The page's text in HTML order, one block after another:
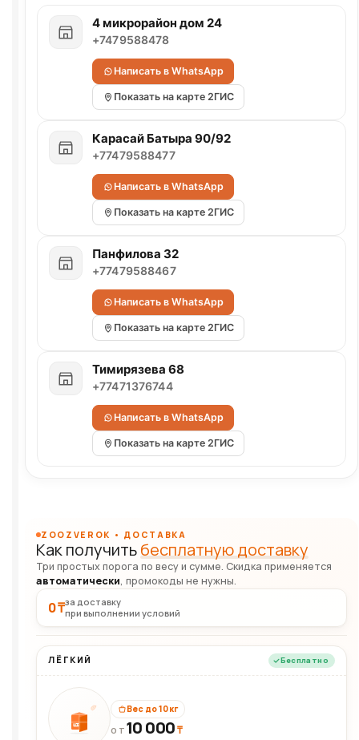
4 микрорайон дом 24
+7479588478
Написать в WhatsApp
Показать на карте 2ГИС
Карасай Батыра 90/92
+77479588477
Написать в WhatsApp
Показать на карте 2ГИС
Панфилова 32
+77479588467
Написать в WhatsApp
Показать на карте 2ГИС
Тимирязева 68
+77471376744
Написать в WhatsApp
Показать на карте 2ГИС
ZOOZVEROK • ДОСТАВКА
Как получитьбесплатную доставку
Три простых порога по весу и сумме. Скидка применяется
автоматически, промокоды не нужны.
0 ₸за доставку
при выполнении условий
ЛЁГКИЙ Бесплатно
10кг
Вес до 10 кг
ОТ 10 000₸